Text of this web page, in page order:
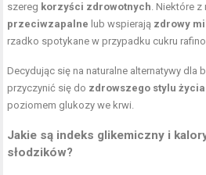
szereg korzyści zdrowotnych. Niektóre z
przeciwzapalne lub wspierają zdrowy
rzadko spotykane w przypadku cukru
Decydując się na naturalne alternatywy dla
przyczynić się do zdrowszego stylu życia
poziomem glukozy we krwi.
Jakie są indeks glikemiczny i
słodzików?